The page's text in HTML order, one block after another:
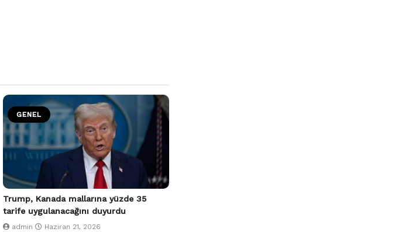
GENEL
Trump, Kanada mallarına yüzde 35
tarife uygulanacağını duyurdu
admin Haziran 21, 2026